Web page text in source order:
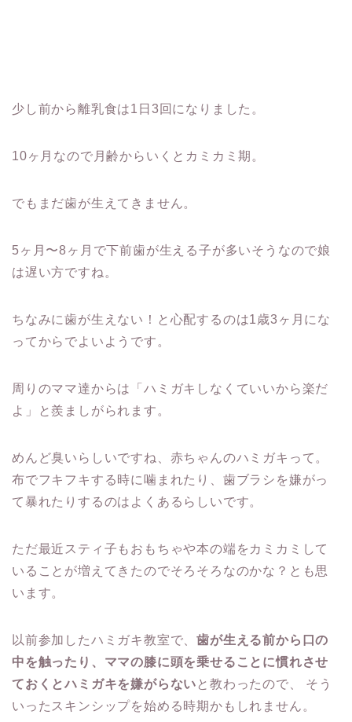
少し前から離乳食は1日3回になりました。
10ヶ月なので月齢からいくとカミカミ期。
でもまだ歯が生えてきません。
5ヶ月〜8ヶ月で下前歯が生える子が多いそうなので娘
は遅い方ですね。
ちなみに歯が生えない！と心配するのは1歳3ヶ月にな
ってからでよいようです。
周りのママ達からは「ハミガキしなくていいから楽だ
よ」と羨ましがられます。
めんど臭いらしいですね、赤ちゃんのハミガキって。
布でフキフキする時に噛まれたり、歯ブラシを嫌がっ
て暴れたりするのはよくあるらしいです。
ただ最近スティ子もおもちゃや本の端をカミカミして
いることが増えてきたのでそろそろなのかな？とも思
います。
以前参加したハミガキ教室で、歯が生える前から口の
中を触ったり、ママの膝に頭を乗せることに慣れさせ
ておくとハミガキを嫌がらない と教わったので、 そう
いったスキンシップを始める時期かもしれません。